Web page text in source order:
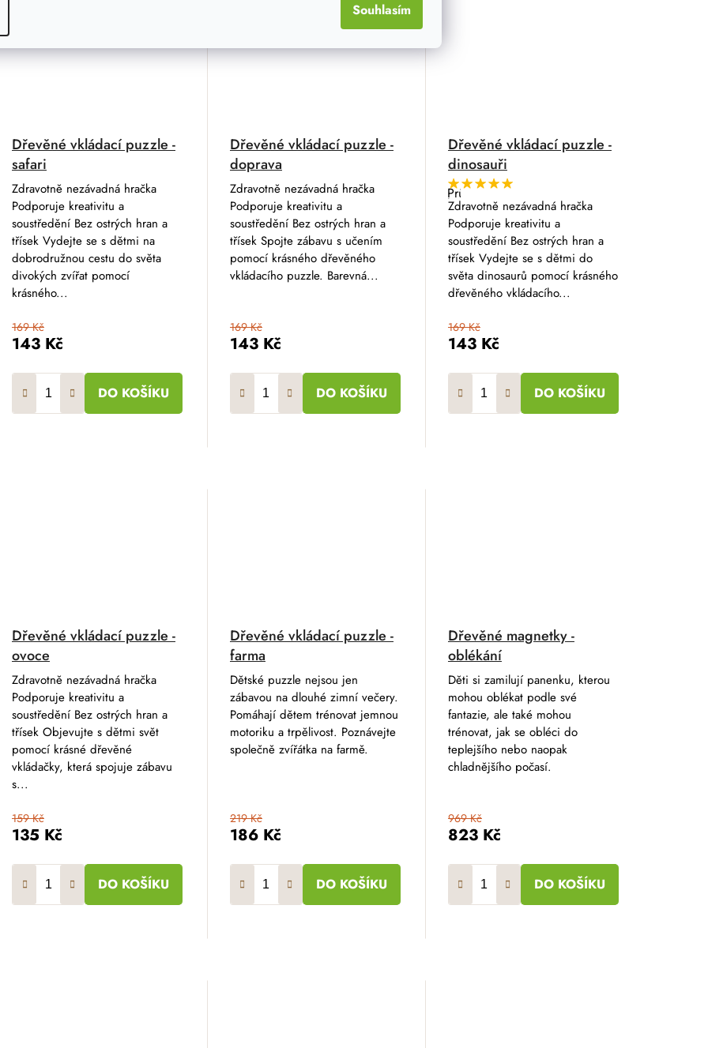
Souhlasím
Dřevěné vkládací puzzle -
safari
143 Kč
169 Kč
DO KOŠÍKU
Zdravotně nezávadná hračka
Podporuje kreativitu a
soustředění Bez ostrých hran a
třísek Vydejte se s dětmi na
dobrodružnou cestu do světa
divokých zvířat pomocí
krásného...
Dřevěné vkládací puzzle -
doprava
143 Kč
169 Kč
DO KOŠÍKU
Zdravotně nezávadná hračka
Podporuje kreativitu a
soustředění Bez ostrých hran a
třísek Spojte zábavu s učením
pomocí krásného dřevěného
vkládacího puzzle. Barevná...
Dřevěné vkládací puzzle -
dinosauři
Průměrné
hodnocení
produktu
je
5,0
z
5
hvězdiček.
143 Kč
169 Kč
DO KOŠÍKU
Zdravotně nezávadná hračka
Podporuje kreativitu a
soustředění Bez ostrých hran a
třísek Vydejte se s dětmi do
světa dinosaurů pomocí krásného
dřevěného vkládacího...
Dřevěné vkládací puzzle -
ovoce
135 Kč
159 Kč
DO KOŠÍKU
Zdravotně nezávadná hračka
Podporuje kreativitu a
soustředění Bez ostrých hran a
třísek Objevujte s dětmi svět
pomocí krásné dřevěné
vkládačky, která spojuje zábavu
s...
Dřevěné vkládací puzzle -
farma
186 Kč
219 Kč
DO KOŠÍKU
Dětské puzzle nejsou jen
zábavou na dlouhé zimní večery.
Pomáhají dětem trénovat jemnou
motoriku a trpělivost. Poznávejte
společně zvířátka na farmě.
Dřevěné magnetky -
oblékání
823 Kč
969 Kč
DO KOŠÍKU
Děti si zamilují panenku, kterou
mohou oblékat podle své
fantazie, ale také mohou
trénovat, jak se obléci do
teplejšího nebo naopak
chladnějšího počasí.